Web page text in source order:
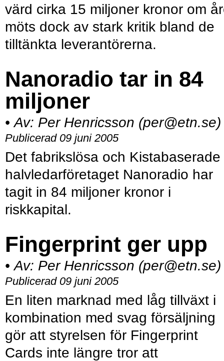
värd cirka 15 miljoner kronor om
möts dock av stark kritik bland de
tilltänkta leverantörerna.
Nanoradio tar in 84
miljoner
• Av: Per Henricsson (per@etn.se)
Publicerad 09 juni 2005
Det fabrikslösa och Kistabaserade
halvledarföretaget Nanoradio har
tagit in 84 miljoner kronor i
riskkapital.
Fingerprint ger upp
• Av: Per Henricsson (per@etn.se)
Publicerad 09 juni 2005
En liten marknad med låg tillväxt i
kombination med svag försäljning
gör att styrelsen för Fingerprint
Cards inte längre tror att